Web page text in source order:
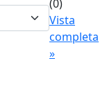
(0)
Vista
completa
»